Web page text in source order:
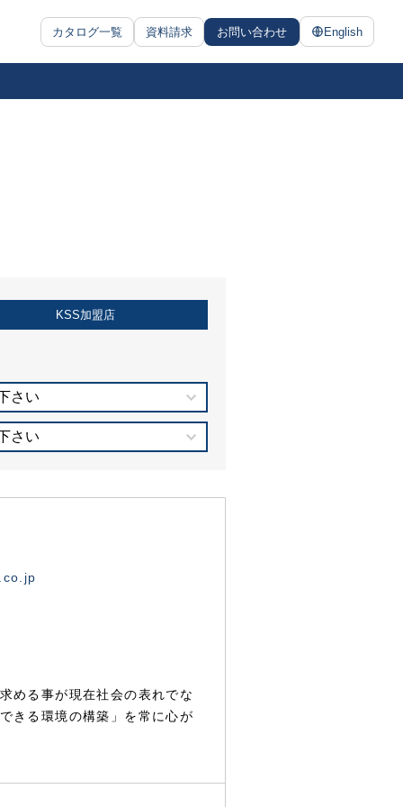
カタログ一覧 資料請求 お問い合わせ English
KSS加盟店
さい
さい
める事が現在社会の表れでな
きる環境の構築」を常に心が